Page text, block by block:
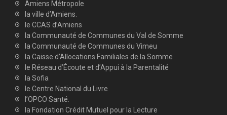
Amiens Métropole
la ville d’Amiens.
le CCAS d’Amiens
la Communauté de Communes du Val de Somme
la Communauté de Communes du Vimeu
la Caisse d’Allocations Familiales de la Somme
le Réseau d’Écoute et d’Appui à la Parentalité
la Sofia
le Centre National du Livre
l’OPCO Santé.
la Fondation Crédit Mutuel pour la Lecture